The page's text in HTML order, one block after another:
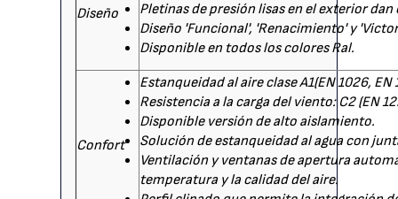
Diseño
Pletinas de presión lisas en el exterior
Diseño 'Funcional', 'Renacimiento' y
Disponible en todos los colores Ral.
Confort
Estanqueidad al aire clase A1(EN 1026, EN
Resistencia a la carga del viento: C2 (EN
Disponible versión de alto aislamiento.
Solución de estanqueidad al agua con
Ventilación y ventanas de apertura
temperatura y la calidad del aire.